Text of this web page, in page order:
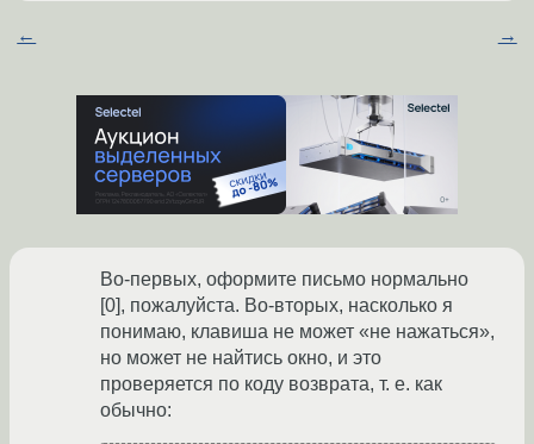
← →
Во-первых, оформите письмо нормально
[0], пожалуйста. Во-вторых, насколько я
понимаю, клавиша не может «не нажаться»,
но может не найтись окно, и это
проверяется по коду возврата, т. е. как
обычно: